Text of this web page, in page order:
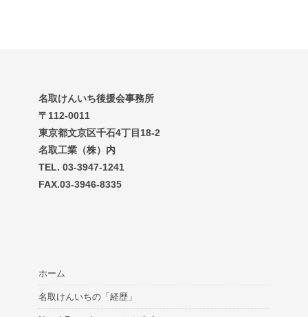
名取けんいち後援会事務所
〒112-0011
東京都文京区千石4丁目18-2
名取工業（株）内
TEL. 03-3947-1241
FAX.03-3946-8335
ホーム
名取けんいちの「経歴」